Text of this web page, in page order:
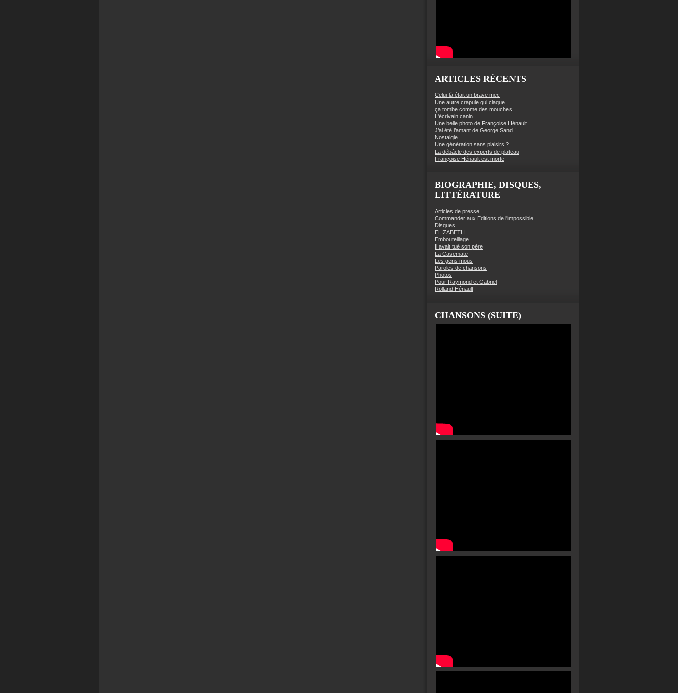
ARTICLES RÉCENTS
Celui-là était un brave mec
Une autre crapule qui claque
ça tombe comme des mouches
L'écrivain canin
Une belle photo de Françoise Hénault
J’ai été l’amant de George Sand !
Nostalgie
Une génération sans plaisirs ?
La débâcle des experts de plateau
Françoise Hénault est morte
BIOGRAPHIE, DISQUES,
LITTÉRATURE
Articles de presse
Commander aux Editions de l'impossible
Disques
ELIZABETH
Embouteillage
Il avait tué son père
La Casemate
Les gens mous
Paroles de chansons
Photos
Pour Raymond et Gabriel
Rolland Hénault
CHANSONS (SUITE)